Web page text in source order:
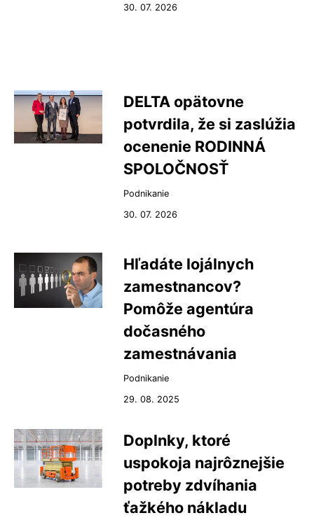
30. 07. 2026
DELTA opätovne
potvrdila, že si zaslúžia
ocenenie RODINNÁ
SPOLOČNOSŤ
Podnikanie
30. 07. 2026
Hľadáte lojálnych
zamestnancov?
Pomôže agentúra
dočasného
zamestnávania
Podnikanie
29. 08. 2025
Doplnky, ktoré
uspokoja najrôznejšie
potreby zdvíhania
ťažkého nákladu